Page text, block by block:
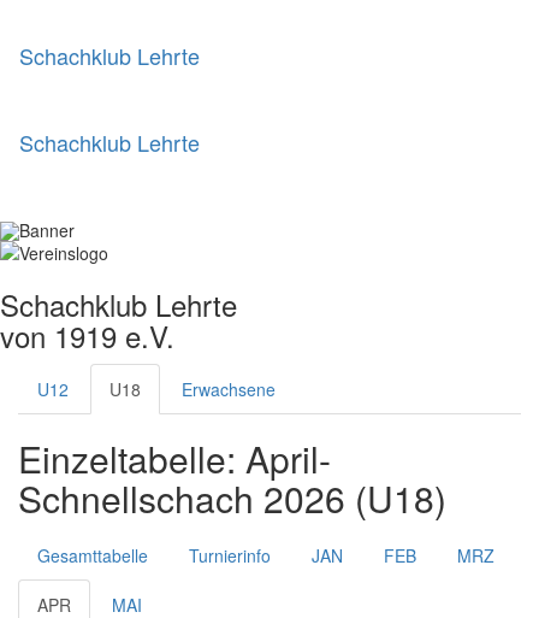
Schachklub Lehrte
Schachklub Lehrte
Schachklub Lehrte
von 1919 e.V.
U12 U18 Erwachsene
Einzeltabelle: April-
Schnellschach 2026 (U18)
Gesamttabelle Turnierinfo JAN FEB MRZ
APR MAI